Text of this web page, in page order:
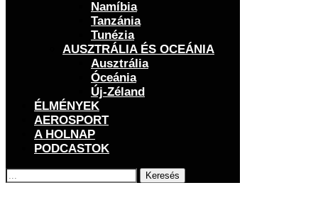
Namíbia
Tanzánia
Tunézia
AUSZTRÁLIA ÉS OCEÁNIA
Ausztrália
Óceánia
Új-Zéland
ÉLMÉNYEK
AEROSPORT
A HOLNAP
PODCASTOK
Keresés